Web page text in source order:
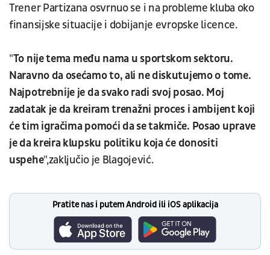
Trener Partizana osvrnuo se i na probleme kluba oko
finansijske situacije i dobijanje evropske licence.
"To nije tema među nama u sportskom sektoru.
Naravno da osećamo to, ali ne diskutujemo o tome.
Najpotrebnije je da svako radi svoj posao. Moj
zadatak je da kreiram trenažni proces i ambijent koji
će tim igračima pomoći da se takmiče. Posao uprave
je da kreira klupsku politiku koja će donositi
uspehe",zaključio je Blagojević.
Pratite nas i putem Android ili iOS aplikacija